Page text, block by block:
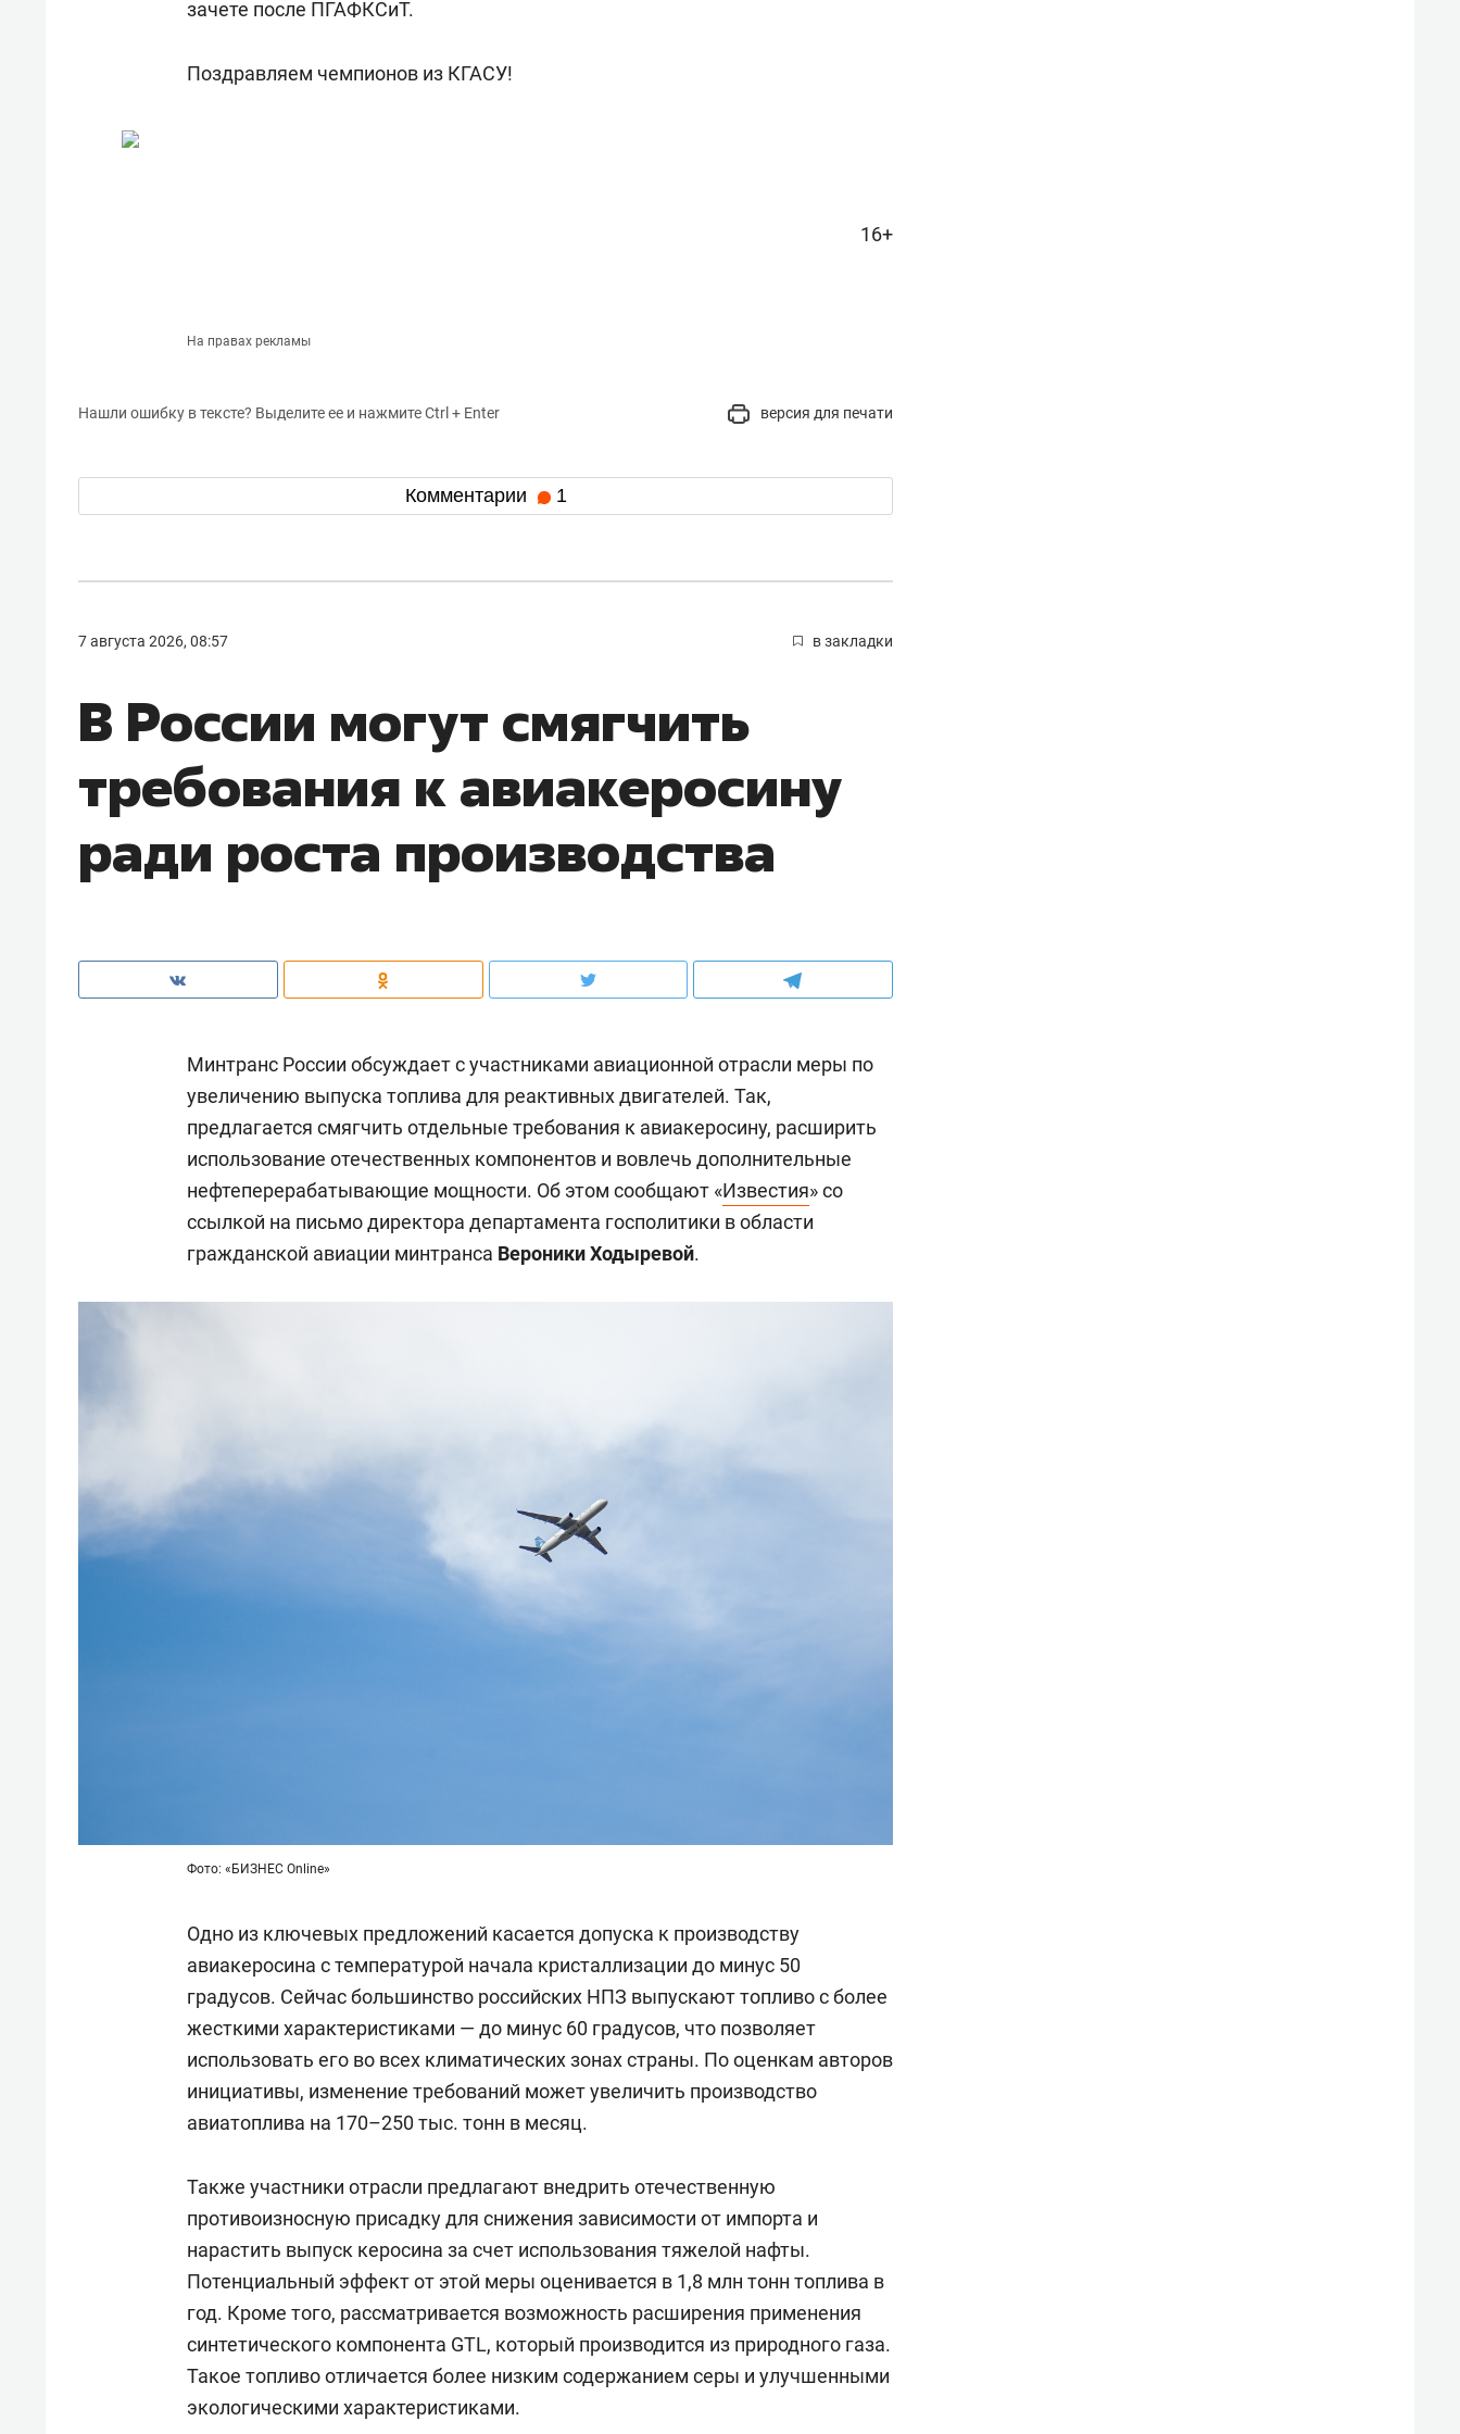
зачете после ПГАФКСиТ.
Поздравляем чемпионов из КГАСУ!
16+
На правах рекламы
Нашли ошибку в тексте? Выделите ее и нажмите Ctrl + Enter версия для печати
Комментарии 1
7 августа 2026, 08:57 в закладки
В России могут смягчить
требования к авиакеросину
ради роста производства
Минтранс России обсуждает с участниками авиационной отрасли меры по
увеличению выпуска топлива для реактивных двигателей. Так,
предлагается смягчить отдельные требования к авиакеросину, расширить
использование отечественных компонентов и вовлечь дополнительные
нефтеперерабатывающие мощности. Об этом сообщают «Известия» со
ссылкой на письмо директора департамента госполитики в области
гражданской авиации минтранса Вероники Ходыревой.
Фото: «БИЗНЕС Online»
Одно из ключевых предложений касается допуска к производству
авиакеросина с температурой начала кристаллизации до минус 50
градусов. Сейчас большинство российских НПЗ выпускают топливо с более
жесткими характеристиками — до минус 60 градусов, что позволяет
использовать его во всех климатических зонах страны. По оценкам авторов
инициативы, изменение требований может увеличить производство
авиатоплива на 170–250 тыс. тонн в месяц.
Также участники отрасли предлагают внедрить отечественную
противоизносную присадку для снижения зависимости от импорта и
нарастить выпуск керосина за счет использования тяжелой нафты.
Потенциальный эффект от этой меры оценивается в 1,8 млн тонн топлива в
год. Кроме того, рассматривается возможность расширения применения
синтетического компонента GTL, который производится из природного газа.
Такое топливо отличается более низким содержанием серы и улучшенными
экологическими характеристиками.